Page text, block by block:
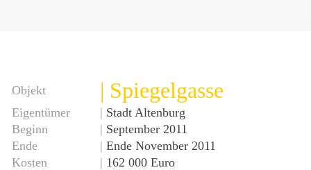
Objekt | Spiegelgasse
Eigentümer | Stadt Altenburg
Beginn
| September 2011
Ende
| Ende November 2011
Kosten
| 162 000 Euro